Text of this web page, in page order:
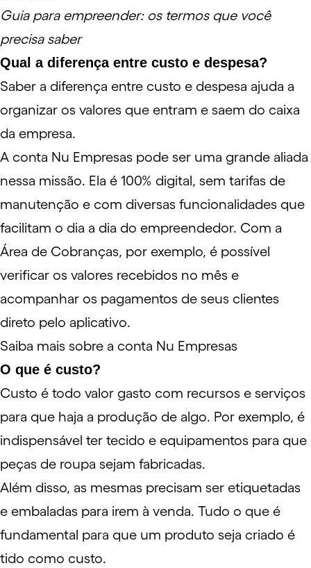
Guia para empreender: os termos que você
precisa saber
Qual a diferença entre custo e despesa?
Saber a diferença entre custo e despesa ajuda a
organizar os valores que entram e saem do caixa
da empresa.
A conta Nu Empresas pode ser uma grande aliada
nessa missão. Ela é 100% digital, sem tarifas de
manutenção e com diversas funcionalidades que
facilitam o dia a dia do empreendedor. Com a
Área de Cobranças, por exemplo, é possível
verificar os valores recebidos no mês e
acompanhar os pagamentos de seus clientes
direto pelo aplicativo.
Saiba mais sobre a conta Nu Empresas
O que é custo?
Custo é todo valor gasto com recursos e serviços
para que haja a produção de algo. Por exemplo, é
indispensável ter tecido e equipamentos para que
peças de roupa sejam fabricadas.
Além disso, as mesmas precisam ser etiquetadas
e embaladas para irem à venda. Tudo o que é
fundamental para que um produto seja criado é
tido como custo.